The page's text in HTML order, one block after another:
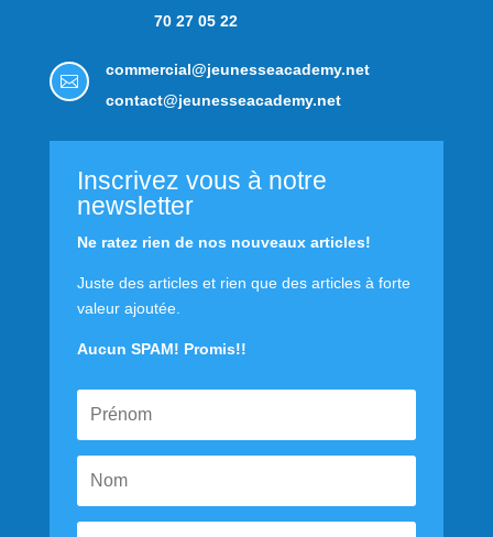
70 27 05 22

commercial@jeunesseacademy.net
contact@jeunesseacademy.net
Inscrivez vous à notre
newsletter
Ne ratez rien de nos nouveaux articles!
Juste des articles et rien que des articles à forte
valeur ajoutée.
Aucun SPAM! Promis!!